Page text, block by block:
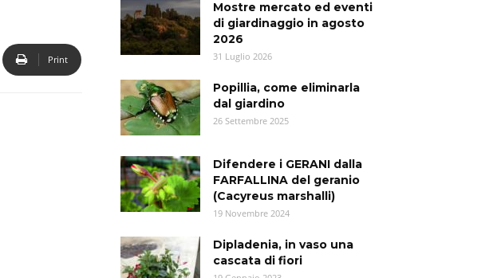
Print
Mostre mercato ed eventi
di giardinaggio in agosto
2026
31 Luglio 2026
Popillia, come eliminarla
dal giardino
26 Settembre 2025
Difendere i GERANI dalla
FARFALLINA del geranio
(Cacyreus marshalli)
19 Novembre 2024
Dipladenia, in vaso una
cascata di fiori